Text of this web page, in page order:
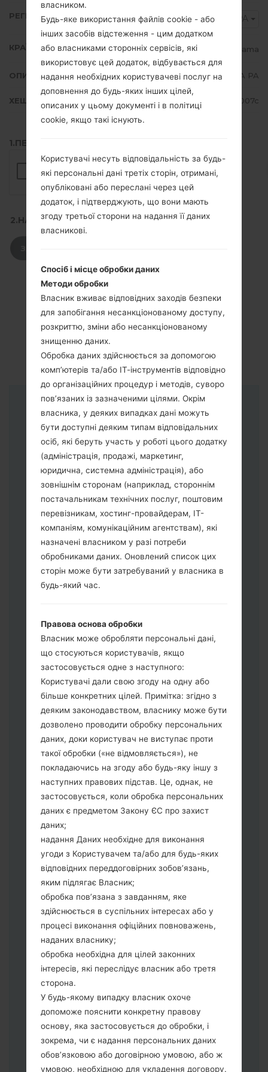
РЕГІОН TPA
КРАЇНА Panama
ОПИС TPA PA
ХЕШ 74cf28cdc3d258e2f3e45985ca6d007c
1.ПЕРЕВІРТИ НАЯВНІСТЬ RECAPTCHA
2.НАТИСНІТЬ, ЩОБ ЗАВАНТАЖИТИ
Інструкції
прошивки.
Вам потрібно 1 (Вибрати 1 файл
прошивки тут) або 5 (Вибрати 5 файл
прошивки тут) файлів для прошивки:
AP: "System & Recovery"
CP: "Modem & Radio"
CSC_***: "Country & Region & Operator"
HOME_CSC_***: "Country & Region &
Operator"
Додайте усі файли у програму Odin 3.
Якщо ви хочете прошити телефон та
скинути до заводських налаштувань
оберіть CSC_***, у іншому випадку
виберіть HOME_CSC_*** для
збереження Ваших даних.
Тепер вимкніть пристрій і увійдіть у
"Download" режим. Усі методи як це
зробити:
Натисніть та утримуйти клавіші:
живлення, збільшення гучності та Bixbi.
Натисніть та утримуйте клавіші:
зменшення та збільшення гучності.
Підключивши телефон до ПК
використовуючи USB кабель.
Натисніть та утримуйти клавіші:
живлення, збільшення гучності та
додому.
Підключіть USB кабель та натисніть
клавіші: зменшення звуку та Bixbi.
Натисніть та утримуйти клавіші:
живлення та збільшення гучності.
власником.
Будь-яке використання файлів cookie - або
інших засобів відстеження - цим додатком
або власниками сторонніх сервісів, які
використовує цей додаток, відбувається для
надання необхідних користувачеві послуг на
доповнення до будь-яких інших цілей,
описаних у цьому документі і в політиці
cookie, якщо такі існують.
Користувачі несуть відповідальність за будь-
які персональні дані третіх сторін, отримані,
опубліковані або переслані через цей
додаток, і підтверджують, що вони мають
згоду третьої сторони на надання її даних
власникові.
Спосіб і місце обробки даних
Методи обробки
Власник вживає відповідних заходів безпеки
для запобігання несанкціонованому доступу,
розкриттю, зміни або несанкціонованому
знищенню даних.
Обробка даних здійснюється за допомогою
комп’ютерів та/або ІТ-інструментів відповідно
до організаційних процедур і методів, суворо
пов’язаних із зазначеними цілями. Окрім
власника, у деяких випадках дані можуть
бути доступні деяким типам відповідальних
осіб, які беруть участь у роботі цього додатку
(адміністрація, продажі, маркетинг,
юридична, системна адміністрація), або
зовнішнім сторонам (наприклад, стороннім
постачальникам технічних послуг, поштовим
перевізникам, хостинг-провайдерам, ІТ-
компаніям, комунікаційним агентствам), які
назначені власником у разі потреби
обробниками даних. Оновлений список цих
сторін може бути затребуваний у власника в
будь-який час.
Правова основа обробки
Власник може обробляти персональні дані,
що стосуються користувачів, якщо
застосовується одне з наступного:
Користувачі дали свою згоду на одну або
більше конкретних цілей. Примітка: згідно з
деяким законодавством, власнику може бути
дозволено проводити обробку персональних
даних, доки користувач не виступає проти
такої обробки («не відмовляється»), не
покладаючись на згоду або будь-яку іншу з
наступних правових підстав. Це, однак, не
застосовується, коли обробка персональних
даних є предметом Закону ЄС про захист
даних;
надання Даних необхідне для виконання
угоди з Користувачем та/або для будь-яких
відповідних переддоговірних зобов’язань,
яким підлягає Власник;
обробка пов’язана з завданням, яке
здійснюється в суспільних інтересах або у
процесі виконання офіційних повноважень,
наданих власнику;
обробка необхідна для цілей законних
інтересів, які переслідує власник або третя
сторона.
У будь-якому випадку власник охоче
допоможе пояснити конкретну правову
основу, яка застосовується до обробки, і
зокрема, чи є надання персональних даних
обов’язковою або договірною умовою, або ж
умовою, необхідною для укладення договору.